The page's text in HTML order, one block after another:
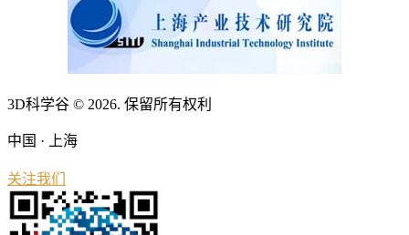
3D科学谷 © 2026. 保留所有权利
中国 · 上海
关注我们